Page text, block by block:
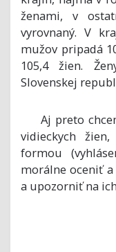
ženami, v
vyrovnaný. V
mužov pripadá
105,4 žien.
Slovenskej
Aj preto
vidieckych
formou
morálne oceniť
a upozorniť na